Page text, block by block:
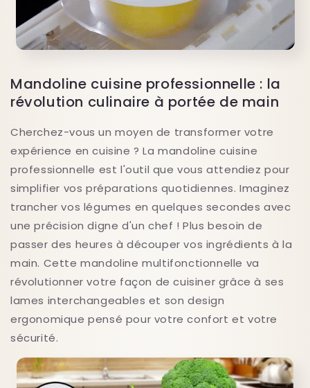
Mandoline cuisine professionnelle : la
révolution culinaire à portée de main
Cherchez-vous un moyen de transformer votre
expérience en cuisine ? La mandoline cuisine
professionnelle est l'outil que vous attendiez pour
simplifier vos préparations quotidiennes. Imaginez
trancher vos légumes en quelques secondes avec
une précision digne d'un chef ! Plus besoin de
passer des heures à découper vos ingrédients à la
main. Cette mandoline multifonctionnelle va
révolutionner votre façon de cuisiner grâce à ses
lames interchangeables et son design
ergonomique pensé pour votre confort et votre
sécurité.